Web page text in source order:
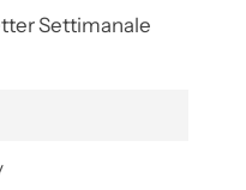
Settimanale